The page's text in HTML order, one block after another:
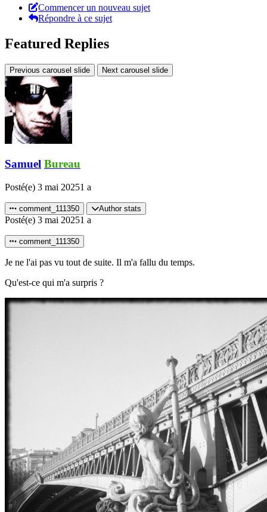
Commencer un nouveau sujet
Répondre à ce sujet
Featured Replies
Previous carousel slide Next carousel slide
Samuel Bureau
Posté(e) 3 mai 20251 a
comment_111350 Author stats
Posté(e) 3 mai 20251 a
comment_111350
Je ne l'ai pas vu tout de suite. Il m'a fallu du temps.
Qu'est-ce qui m'a surpris ?